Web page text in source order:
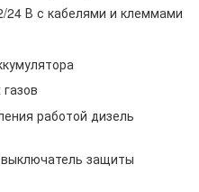
24 В с кабелями и клеммами
работой дизель
защиты